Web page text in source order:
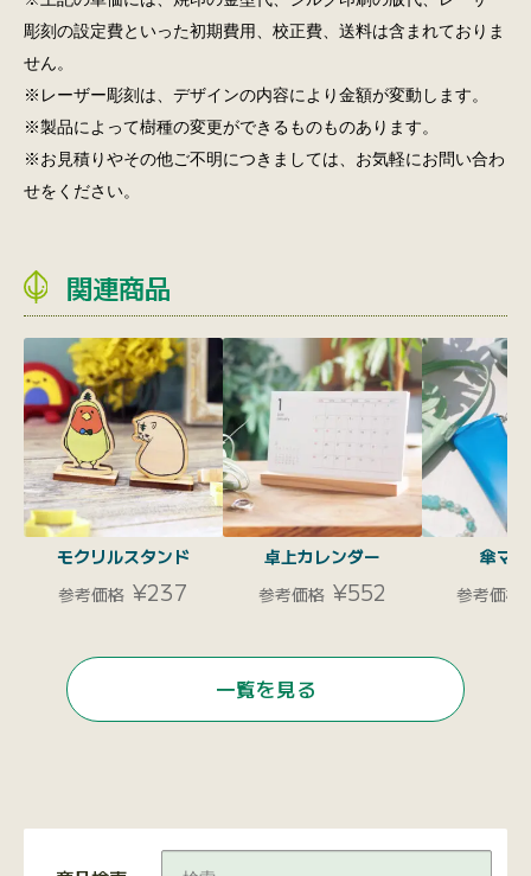
彫刻の設定費といった初期費用、校正費、送料は含まれておりま
せん。
※レーザー彫刻は、デザインの内容により金額が変動します。
※製品によって樹種の変更ができるものものあります。
※お見積りやその他ご不明につきましては、お気軽にお問い合わ
せをください。
関連商品
モクリルスタンド
参考価格 ¥237
卓上カレンダー
参考価格 ¥552
傘マ
参考価格
一覧を見る